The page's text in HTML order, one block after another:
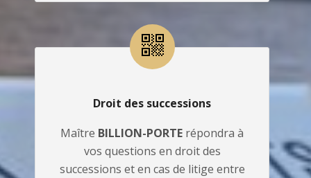
Droit des successions
Maître BILLION-PORTE répondra à
vos questions en droit des
successions et en cas de litige entre